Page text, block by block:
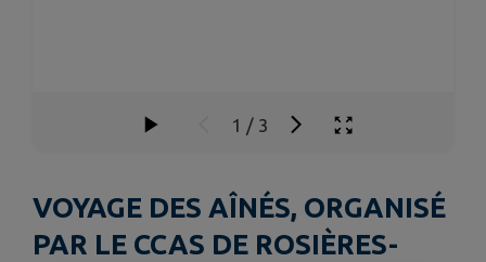
1 / 3
VOYAGE DES AÎNÉS, ORGANISÉ
PAR LE CCAS DE ROSIÈRES-